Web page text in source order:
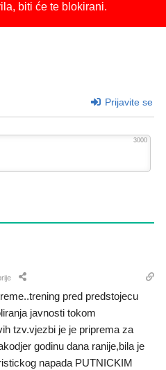
biti će te blokirani.
Prijavite se
3000
pred predstojecu
javnosti tokom
tzv.vjezbi je je priprema za
godinu dana ranije,bila je
napada PUTNICKIM